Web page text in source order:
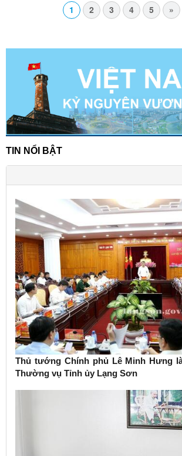
1 2 3 4 5 »
TIN NỔI BẬT
Thủ tướng Chính phủ Lê Minh Hưng
Thường vụ Tỉnh ủy Lạng Sơn